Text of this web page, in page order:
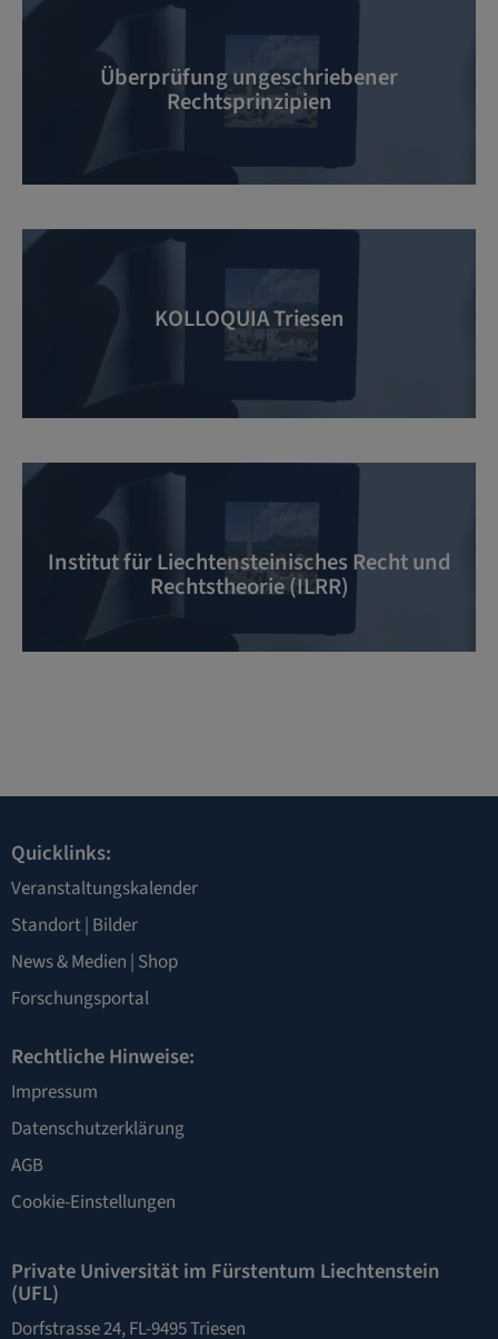
Überprüfung ungeschriebener
Rechtsprinzipien
KOLLOQUIA Triesen
Institut für Liechtensteinisches Recht und
Rechtstheorie (ILRR)
Quicklinks:
Veranstaltungskalender
Standort| Bilder
News & Medien | Shop
Forschungsportal
Rechtliche Hinweise:
Impressum
Datenschutzerklärung
AGB
Cookie-Einstellungen
Private Universität im Fürstentum Liechtenstein
(UFL)
Dorfstrasse 24, FL-9495 Triesen